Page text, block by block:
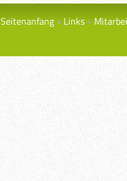
Seitenanfang Links